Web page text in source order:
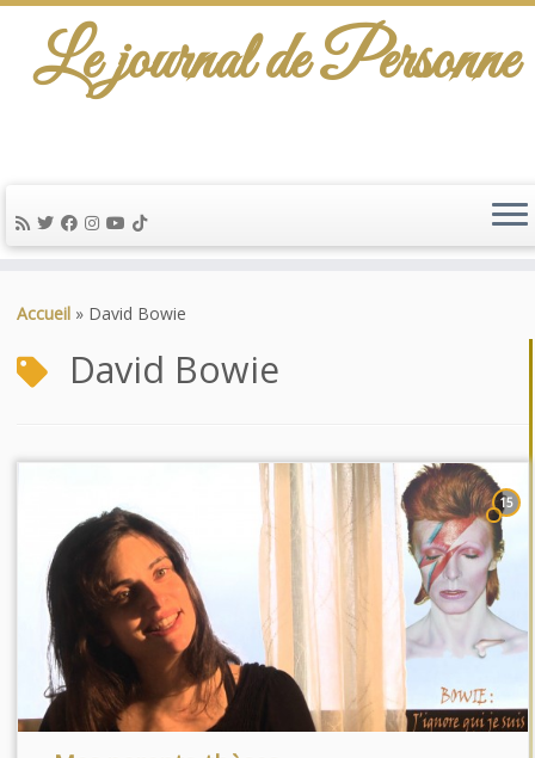
au
Le journal de Personne
Accueil » David Bowie
David Bowie
15